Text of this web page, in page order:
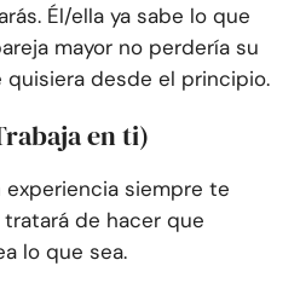
Él/ella ya sabe lo que
mayor no perdería su
desde el principio.
en ti)
experiencia siempre te
de hacer que
lo que sea.